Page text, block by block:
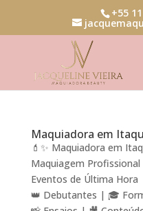
+55
Maquiadora em
💄✨ Maquiadora em
Maquiagem
Eventos de Última
👑 Debutantes | 🎓